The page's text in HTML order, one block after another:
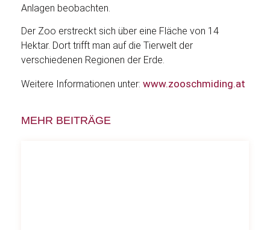
Anlagen beobachten.
Der Zoo erstreckt sich über eine Fläche von 14
Hektar. Dort trifft man auf die Tierwelt der
verschiedenen Regionen der Erde.
Weitere Informationen unter: www.zooschmiding.at
MEHR BEITRÄGE